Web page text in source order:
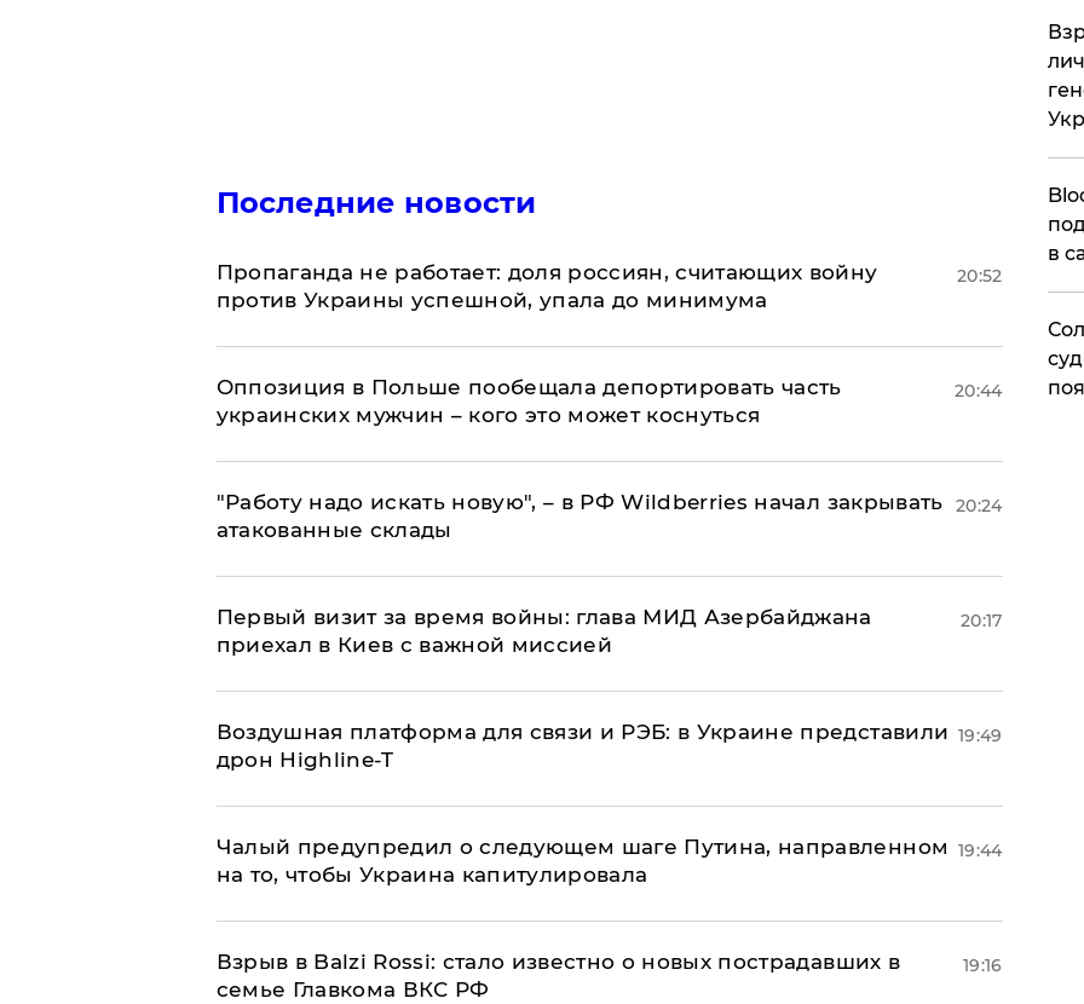
Последние новости
​Пропаганда не работает: доля россиян, считающих войну
против Украины успешной, упала до минимума
20:52
Оппозиция в Польше пообещала депортировать часть
украинских мужчин – кого это может коснуться
20:44
"Работу надо искать новую", – в РФ Wildberries начал закрывать
атакованные склады
20:24
Первый визит за время войны: глава МИД Азербайджана
приехал в Киев с важной миссией
20:17
Воздушная платформа для связи и РЭБ: в Украине представили
дрон Highline-T
19:49
Чалый предупредил о следующем шаге Путина, направленном
на то, чтобы Украина капитулировала
19:44
Взрыв в Balzi Rossi: стало известно о новых пострадавших в
семье Главкома ВКС РФ
19:16
в